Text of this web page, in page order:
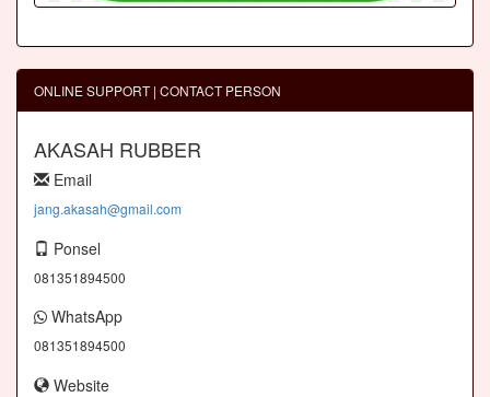
ONLINE SUPPORT | CONTACT PERSON
AKASAH RUBBER
Email
jang.akasah@gmail.com
Ponsel
081351894500
WhatsApp
081351894500
Website